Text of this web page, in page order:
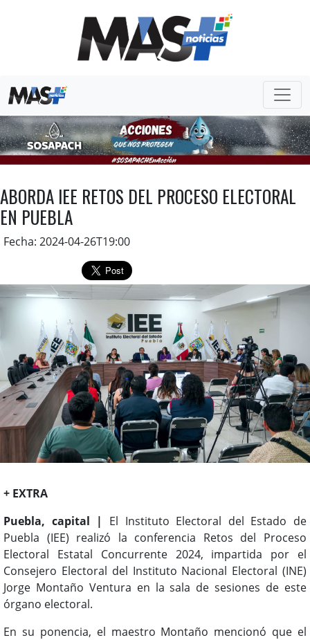
ABORDA IEE RETOS DEL PROCESO ELECTORAL
EN PUEBLA
Fecha: 2024-04-26T19:00
+ EXTRA
Puebla, capital |
El Instituto Electoral del Estado de
Puebla (IEE) realizó la conferencia Retos del Proceso
Electoral Estatal Concurrente 2024, impartida por el
Consejero Electoral del Instituto Nacional Electoral (INE)
Jorge Montaño Ventura en la sala de sesiones de este
órgano electoral.
En su ponencia, el maestro Montaño mencionó que el